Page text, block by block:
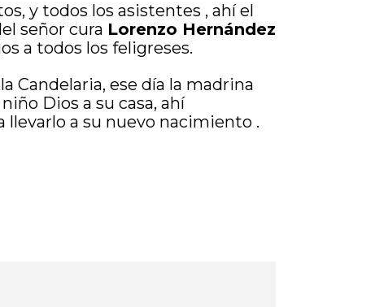
y todos los asistentes , ahí el
señor cura Lorenzo Hernández
a todos los feligreses.
Candelaria, ese día la madrina
Dios a su casa, ahí
llevarlo a su nuevo nacimiento .